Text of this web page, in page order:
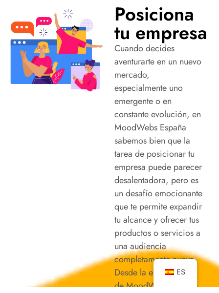
Posiciona
tu empresa
Cuando decides
aventurarte en un nuevo
mercado,
especialmente uno
emergente o en
constante evolución, en
MoodWebs España
sabemos bien que la
tarea de posicionar tu
empresa puede parecer
desalentadora, pero es
un desafío emocionante
que te permite expandir
tu alcance y ofrecer tus
productos o servicios a
una audiencia
completamente nueva.
Desde la experiencia
de MoodWebs
España,
ES